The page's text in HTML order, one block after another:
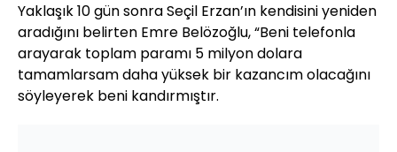
Yaklaşık 10 gün sonra Seçil Erzan’ın kendisini yeniden
aradığını belirten Emre Belözoğlu, “Beni telefonla
arayarak toplam paramı 5 milyon dolara
tamamlarsam daha yüksek bir kazancım olacağını
söyleyerek beni kandırmıştır.